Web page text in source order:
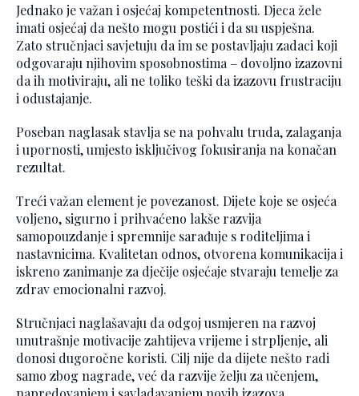
Jednako je važan i osjećaj kompetentnosti. Djeca žele
imati osjećaj da nešto mogu postići i da su uspješna.
Zato stručnjaci savjetuju da im se postavljaju zadaci koji
odgovaraju njihovim sposobnostima – dovoljno izazovni
da ih motiviraju, ali ne toliko teški da izazovu frustraciju
i odustajanje.
Poseban naglasak stavlja se na pohvalu truda, zalaganja
i upornosti, umjesto isključivog fokusiranja na konačan
rezultat.
Treći važan element je povezanost. Dijete koje se osjeća
voljeno, sigurno i prihvaćeno lakše razvija
samopouzdanje i spremnije sarađuje s roditeljima i
nastavnicima. Kvalitetan odnos, otvorena komunikacija i
iskreno zanimanje za dječije osjećaje stvaraju temelje za
zdrav emocionalni razvoj.
Stručnjaci naglašavaju da odgoj usmjeren na razvoj
unutrašnje motivacije zahtijeva vrijeme i strpljenje, ali
donosi dugoročne koristi. Cilj nije da dijete nešto radi
samo zbog nagrade, već da razvije želju za učenjem,